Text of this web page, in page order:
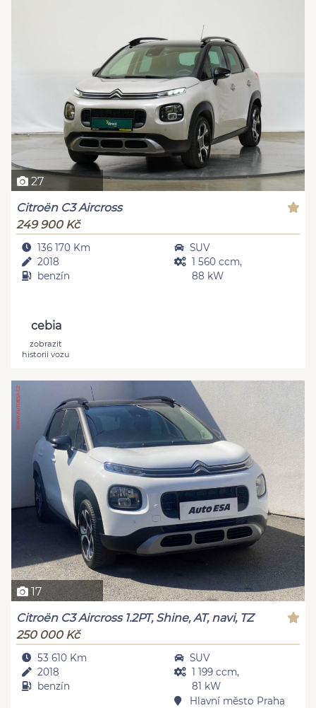
27
Citroën C3 Aircross
249 900 Kč
136 170 Km
2018
benzín
SUV
1 560 ccm,
88 kW
cebia
zobrazit
historii vozu
17
Citroën C3 Aircross 1.2PT, Shine, AT, navi, TZ
250 000 Kč
53 610 Km
2018
benzín
SUV
1 199 ccm,
81 kW
Hlavní město Praha